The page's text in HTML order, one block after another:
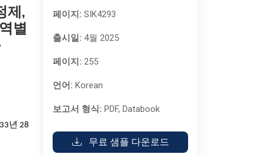
제,
별
년 28
페이지: SIK4293
출시일: 4월 2025
페이지: 255
언어: Korean
보고서 형식: PDF, Databook
무료 샘플 다운로드